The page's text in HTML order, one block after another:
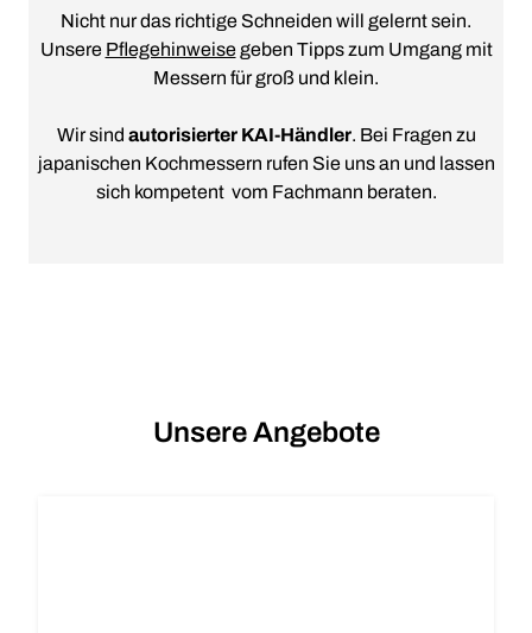
Nicht nur das richtige Schneiden will gelernt sein.
Unsere Pflegehinweisegeben Tipps zum Umgang mit
Messern für groß und klein.
Wir sind autorisierter KAI-Händler. Bei Fragen zu
japanischen Kochmessern rufen Sie uns an und lassen
sich kompetent vom Fachmann beraten.
Unsere Angebote